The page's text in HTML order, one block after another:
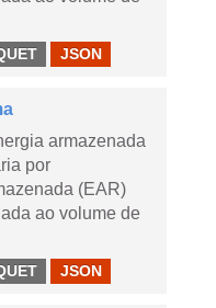
JSON
armazenada
por
(EAR)
ao volume de
JSON